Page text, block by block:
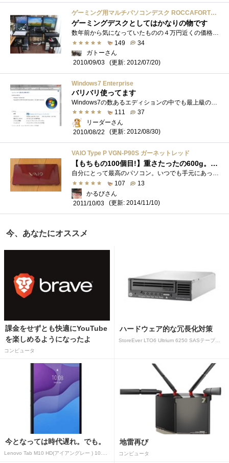
ゲーミング用マルチパソコンデスク ROCCAFORTE mS-010
ゲーミングデスクとしてはかなりの物です
149
34
ガトーさん
2010/09/03
(更新: 2012/07/20)
Windows7 Enterprise
バリバリ使ってます
111
37
リーダーさん
2010/08/22
(更新: 2012/08/30)
VAIO Type P VGN-P90S ガーネットレッド
【もちもの100個目!】重さたったの600g。これぞ真のモバイルPC！
自分にとって最高のパソコン。いつでも手元にあって、もはや相棒とも言うべきパソコン。人生で一番衝撃的で、愛してやまないパソコン。それ�...
107
13
かるびさん
2011/10/03
(更新: 2014/11/10)
今、あなたにオススメ
課金をせずとも快適にYouTube
を楽しめるようになったよ
コンピュータ
ハードウェア的な冗長化対策
今となっては時代遅れ。でも。
Lenovo Tab M10 HD(アイアングレー ) 10.1型 2GB/32GB/WiFi ZA
地雷再び
コンピュータ